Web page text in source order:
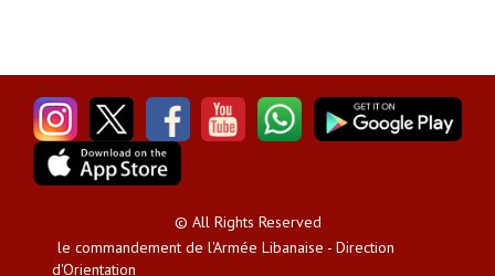
© All Rights Reserved
le commandement de l'Armée Libanaise - Direction
d'Orientation